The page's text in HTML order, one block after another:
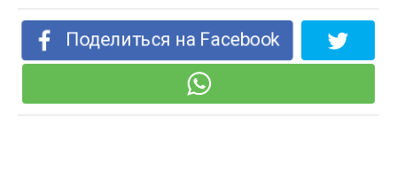
Поделиться на Facebook